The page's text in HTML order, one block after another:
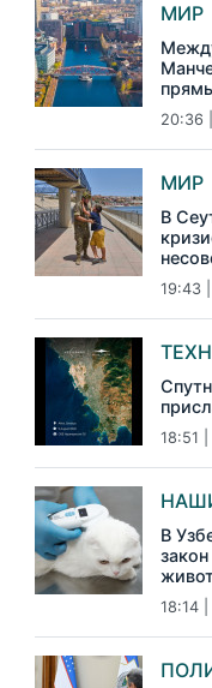
МИР
20:36
МИР
В
19:43
18:51 |
В
18:14 |